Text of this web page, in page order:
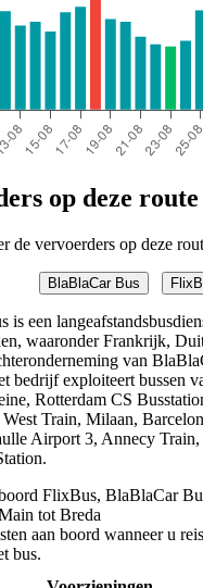
op deze route
de vervoerders op deze
BlaBlaCar Bus
is een
waaronder Frankrijk,
van
bedrijf exploiteert bussen
Rotterdam CS
Train, Milaan,
Airport 3, Annecy
FlixBus, BlaBlaCar
tot Breda
aan boord wanneer u
bus.